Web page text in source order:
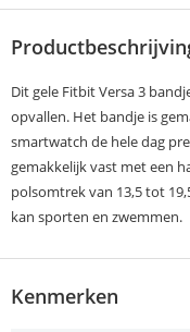
Dit gele Fitbit Versa 3
opvallen. Het bandje is
smartwatch de hele dag
gemakkelijk vast met een
polsomtrek van 13,5 tot
kan sporten en zwemmen.
Kenmerken